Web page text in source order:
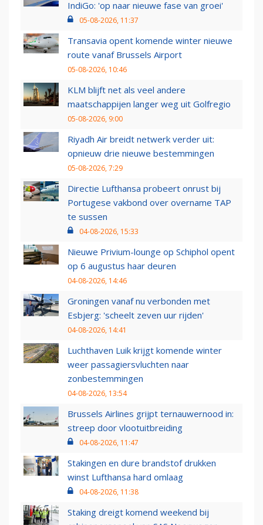
IndiGo: 'op naar nieuwe fase van groei'
05-08-2026, 11:37
Transavia opent komende winter nieuwe
route vanaf Brussels Airport
05-08-2026, 10:46
KLM blijft net als veel andere
maatschappijen langer weg uit Golfregio
05-08-2026, 9:00
Riyadh Air breidt netwerk verder uit:
opnieuw drie nieuwe bestemmingen
05-08-2026, 7:29
Directie Lufthansa probeert onrust bij
Portugese vakbond over overname TAP
te sussen
04-08-2026, 15:33
Nieuwe Privium-lounge op Schiphol opent
op 6 augustus haar deuren
04-08-2026, 14:46
Groningen vanaf nu verbonden met
Esbjerg: 'scheelt zeven uur rijden'
04-08-2026, 14:41
Luchthaven Luik krijgt komende winter
weer passagiersvluchten naar
zonbestemmingen
04-08-2026, 13:54
Brussels Airlines grijpt ternauwernood in:
streep door vlootuitbreiding
04-08-2026, 11:47
Stakingen en dure brandstof drukken
winst Lufthansa hard omlaag
04-08-2026, 11:38
Staking dreigt komend weekend bij